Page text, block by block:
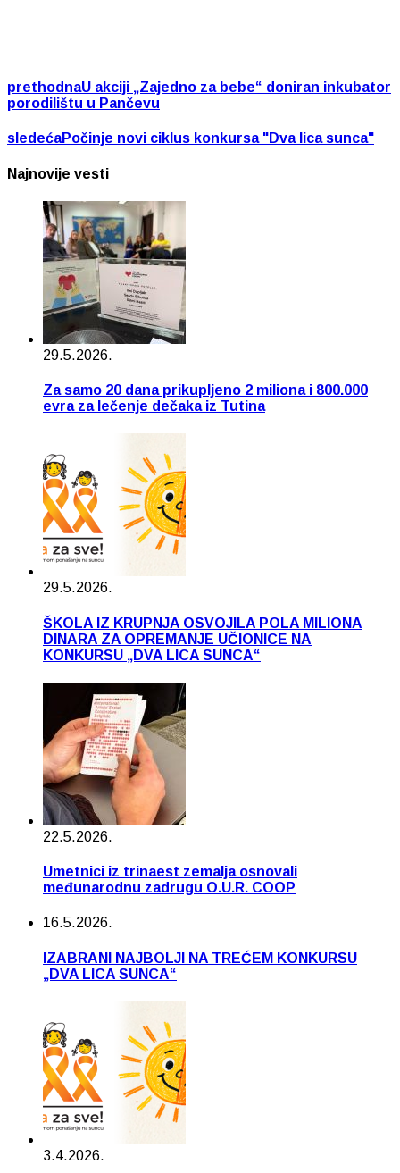
prethodnaU akciji „Zajedno za bebe“ doniran inkubator
porodilištu u Pančevu
sledećaPočinje novi ciklus konkursa "Dva lica sunca"
Najnovije vesti
29.5.2026.
Za samo 20 dana prikupljeno 2 miliona i 800.000
evra za lečenje dečaka iz Tutina
29.5.2026.
ŠKOLA IZ KRUPNJA OSVOJILA POLA MILIONA
DINARA ZA OPREMANJE UČIONICE NA
KONKURSU „DVA LICA SUNCA“
22.5.2026.
Umetnici iz trinaest zemalja osnovali
međunarodnu zadrugu O.U.R. COOP
16.5.2026.
IZABRANI NAJBOLJI NA TREĆEM KONKURSU
„DVA LICA SUNCA“
3.4.2026.